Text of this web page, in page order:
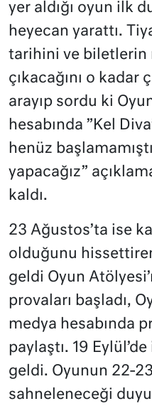
yer aldığı oyun ilk
heyecan yarattı.
tarihini ve biletlerin
çıkacağını o kadar
arayıp sordu ki
hesabında ”Kel
henüz
yapacağız”
kaldı.
23 Ağustos’ta ise
olduğunu
geldi Oyun
provaları başladı,
medya hesabında
paylaştı. 19
geldi. Oyunun 22-23
sahneleneceği